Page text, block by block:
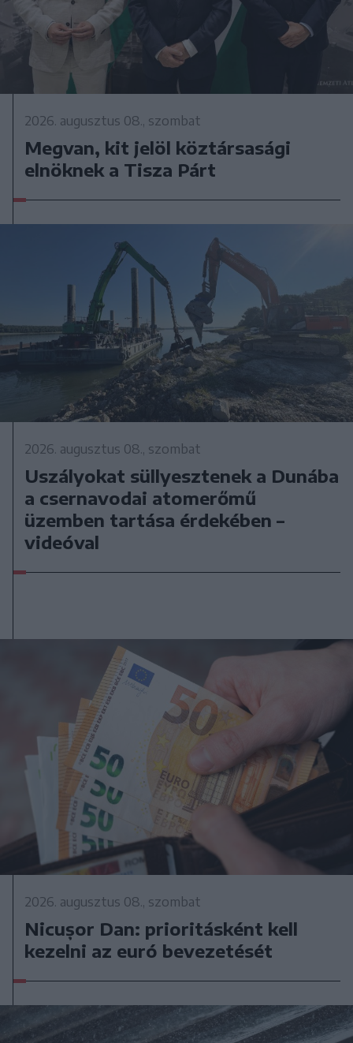
2026. augusztus 08., szombat
Megvan, kit jelöl köztársasági
elnöknek a Tisza Párt
2026. augusztus 08., szombat
Uszályokat süllyesztenek a Dunába
a csernavodai atomerőmű
üzemben tartása érdekében –
videóval
2026. augusztus 08., szombat
Nicușor Dan: prioritásként kell
kezelni az euró bevezetését